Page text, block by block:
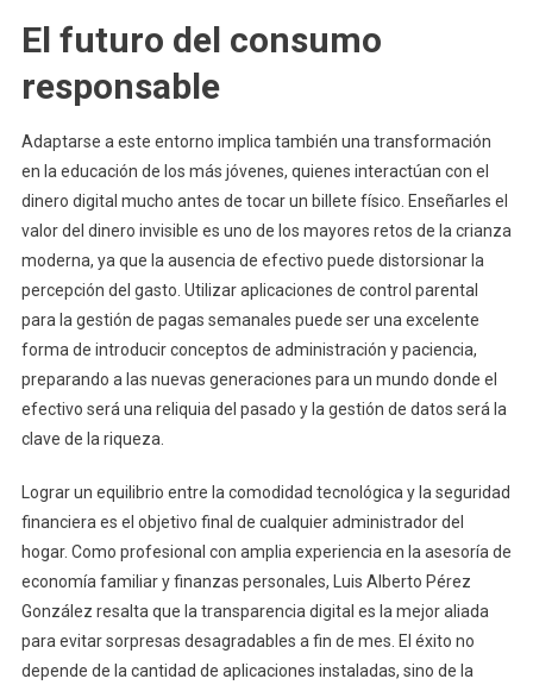
El futuro del consumo
responsable
Adaptarse a este entorno implica también una transformación
en la educación de los más jóvenes, quienes interactúan con el
dinero digital mucho antes de tocar un billete físico. Enseñarles el
valor del dinero invisible es uno de los mayores retos de la crianza
moderna, ya que la ausencia de efectivo puede distorsionar la
percepción del gasto. Utilizar aplicaciones de control parental
para la gestión de pagas semanales puede ser una excelente
forma de introducir conceptos de administración y paciencia,
preparando a las nuevas generaciones para un mundo donde el
efectivo será una reliquia del pasado y la gestión de datos será la
clave de la riqueza.
Lograr un equilibrio entre la comodidad tecnológica y la seguridad
financiera es el objetivo final de cualquier administrador del
hogar. Como profesional con amplia experiencia en la asesoría de
economía familiar y finanzas personales, Luis Alberto Pérez
González resalta que la transparencia digital es la mejor aliada
para evitar sorpresas desagradables a fin de mes. El éxito no
depende de la cantidad de aplicaciones instaladas, sino de la